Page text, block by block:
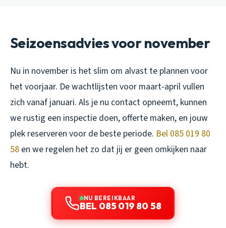
Seizoensadvies voor november
Nu in november is het slim om alvast te plannen voor
het voorjaar. De wachtlijsten voor maart-april vullen
zich vanaf januari. Als je nu contact opneemt, kunnen
we rustig een inspectie doen, offerte maken, en jouw
plek reserveren voor de beste periode. Bel 085 019 80
58 en we regelen het zo dat jij er geen omkijken naar
hebt.
NU BEREIKBAAR
BEL 085 019 80 58